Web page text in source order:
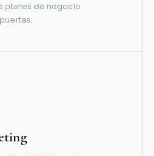
planes de negocio